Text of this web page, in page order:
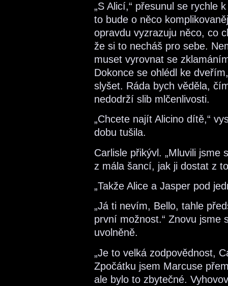
„S Alicí,“ přesunul se rychle
to bude o něco
opravdu vyzrazuju něco, co
že si to necháš pro sebe.
muset vyrovnat se
Dokonce se ohlédl ke
slyšet. Ráda bych věděla,
nedodrží slib mlčenlivosti.
„Chcete najít Alicino dítě,“
dobu tušila.
Carlisle přikývl. „Mluvili
z mála šancí, jak ji dostat z
„Takže Alice a Jasper pod
„Já ti nevím, Bello, tahle
první možnost.“ Znovu jsme
uvolněně.
„Je to velká zodpovědnost,
Zpočátku jsem Marcuse
ale bylo to zbytečné.